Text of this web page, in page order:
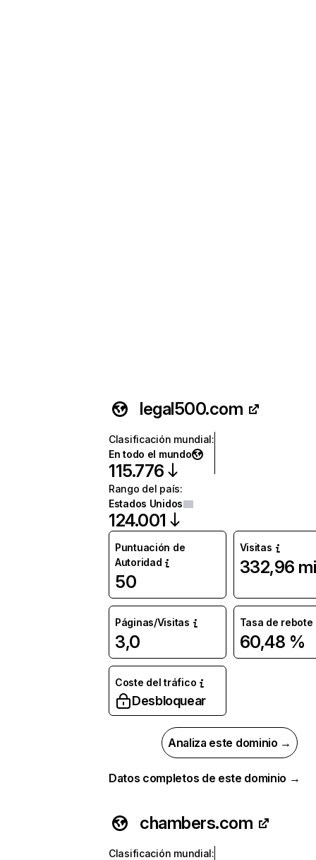
legal500.com
Clasificación mundial:
En todo el mundo
115.776
Rango del país:
Estados Unidos
124.001
Puntuación de
Autoridad
50
Visitas
332,96
Páginas/Visitas
3,0
Tasa de rebote
60,48 %
Coste del tráfico
Desbloquear
Analiza este dominio →
Datos completos de este dominio →
chambers.com
Clasificación mundial: